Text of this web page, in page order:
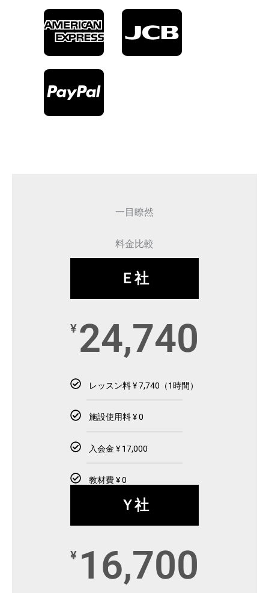
一目瞭然
料金比較
Ｅ社
¥ 24,740
レッスン料 ¥ 7,740（1時間）
施設使用料 ¥ 0
入会金 ¥ 17,000
教材費 ¥ 0
Ｙ社
¥ 16,700